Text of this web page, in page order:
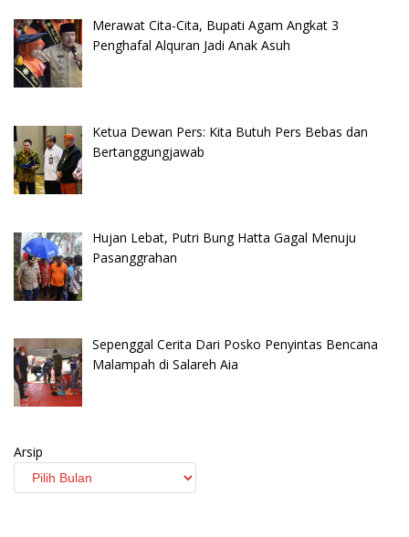
Merawat Cita-Cita, Bupati Agam Angkat 3
Penghafal Alquran Jadi Anak Asuh
Ketua Dewan Pers: Kita Butuh Pers Bebas dan
Bertanggungjawab
Hujan Lebat, Putri Bung Hatta Gagal Menuju
Pasanggrahan
Sepenggal Cerita Dari Posko Penyintas Bencana
Malampah di Salareh Aia
Arsip